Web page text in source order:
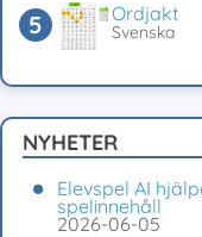
Ordjakt
Svenska
NYHETER
Elevspel AI
spelinnehåll
2026-06-05